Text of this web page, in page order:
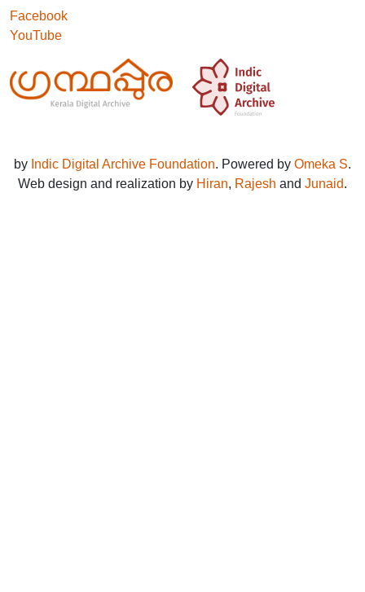
Facebook
YouTube
by Indic Digital Archive Foundation. Powered by Omeka S.
Web design and realization by Hiran, Rajesh and Junaid.